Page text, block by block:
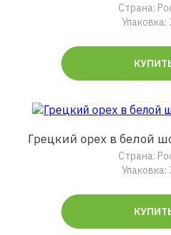
Страна:
Упаковка:
Грецкий орех в белой
Страна:
Упаковка: